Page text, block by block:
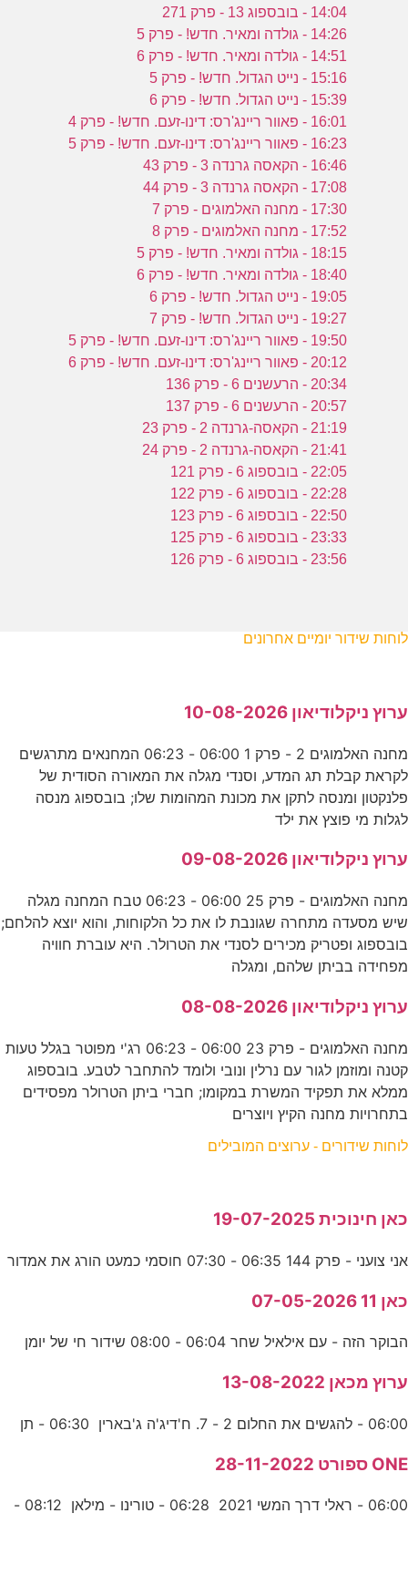
14:04 - בובספוג 13 - פרק 271
14:26 - גולדה ומאיר. חדש! - פרק 5
14:51 - גולדה ומאיר. חדש! - פרק 6
15:16 - נייט הגדול. חדש! - פרק 5
15:39 - נייט הגדול. חדש! - פרק 6
16:01 - פאוור ריינג'רס: דינו-זעם. חדש! - פרק 4
16:23 - פאוור ריינג'רס: דינו-זעם. חדש! - פרק 5
16:46 - הקאסה גרנדה 3 - פרק 43
17:08 - הקאסה גרנדה 3 - פרק 44
17:30 - מחנה האלמוגים - פרק 7
17:52 - מחנה האלמוגים - פרק 8
18:15 - גולדה ומאיר. חדש! - פרק 5
18:40 - גולדה ומאיר. חדש! - פרק 6
19:05 - נייט הגדול. חדש! - פרק 6
19:27 - נייט הגדול. חדש! - פרק 7
19:50 - פאוור ריינג'רס: דינו-זעם. חדש! - פרק 5
20:12 - פאוור ריינג'רס: דינו-זעם. חדש! - פרק 6
20:34 - הרעשנים 6 - פרק 136
20:57 - הרעשנים 6 - פרק 137
21:19 - הקאסה-גרנדה 2 - פרק 23
21:41 - הקאסה-גרנדה 2 - פרק 24
22:05 - בובספוג 6 - פרק 121
22:28 - בובספוג 6 - פרק 122
22:50 - בובספוג 6 - פרק 123
23:33 - בובספוג 6 - פרק 125
23:56 - בובספוג 6 - פרק 126
לוחות שידור יומיים אחרונים
ערוץ ניקלודיאון 10-08-2026
מחנה האלמוגים 2 - פרק 1 06:00 - 06:23 המחנאים מתרגשים
לקראת קבלת תג המדע, וסנדי מגלה את המאורה הסודית של
פלנקטון ומנסה לתקן את מכונת המהומות שלו; בובספוג מנסה
לגלות מי פוצץ את ילד
ערוץ ניקלודיאון 09-08-2026
מחנה האלמוגים - פרק 25 06:00 - 06:23 טבח המחנה מגלה
שיש מסעדה מתחרה שגונבת לו את כל הלקוחות, והוא יוצא להלחם;
בובספוג ופטריק מכירים לסנדי את הטרולר. היא עוברת חוויה
מפחידה בביתן שלהם, ומגלה
ערוץ ניקלודיאון 08-08-2026
מחנה האלמוגים - פרק 23 06:00 - 06:23 רג'י מפוטר בגלל טעות
קטנה ומוזמן לגור עם נרלין ונובי ולומד להתחבר לטבע. בובספוג
ממלא את תפקיד המשרת במקומו; חברי ביתן הטרולר מפסידים
בתחרויות מחנה הקיץ ויוצרים
לוחות שידורים - ערוצים המובילים
כאן חינוכית 19-07-2025
אני צועני - פרק 144 06:35 - 07:30 חוסמי כמעט הורג את אמדור
כאן 11 07-05-2026
הבוקר הזה - עם אילאיל שחר 06:04 - 08:00 שידור חי של יומן
ערוץ מכאן 13-08-2022
06:00 - להגשים את החלום 2 - 7. ח'דיג'ה ג'בארין 06:30 - תן
ONE ספורט 28-11-2022
06:00 - ראלי דרך המשי 2021 06:28 - טורינו - מילאן 08:12 -